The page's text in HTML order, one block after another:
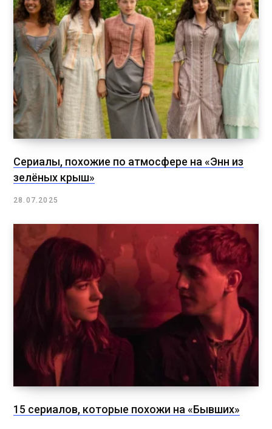
Сериалы, похожие по атмосфере на «Энн из
зелёных крыш»
28.07.2025
15 сериалов, которые похожи на «Бывших»